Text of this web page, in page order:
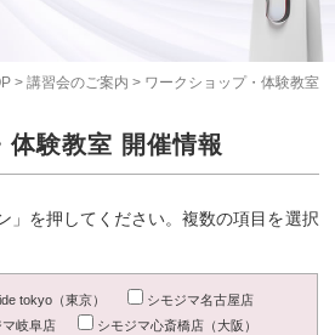
> 講習会のご案内 > ワークショップ・体験教室
体験教室 開催情報
」を押してください。複数の項目を選択
tokyo（東京）
シモジマ名古屋店
マ岐阜店
シモジマ心斎橋店（大阪）